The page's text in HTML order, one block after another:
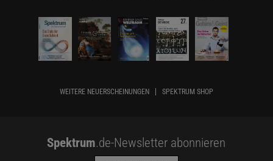
WEITERE NEUERSCHEINUNGEN SPEKTRUM SHOP
Spektrum.de-Newsletter abonnieren